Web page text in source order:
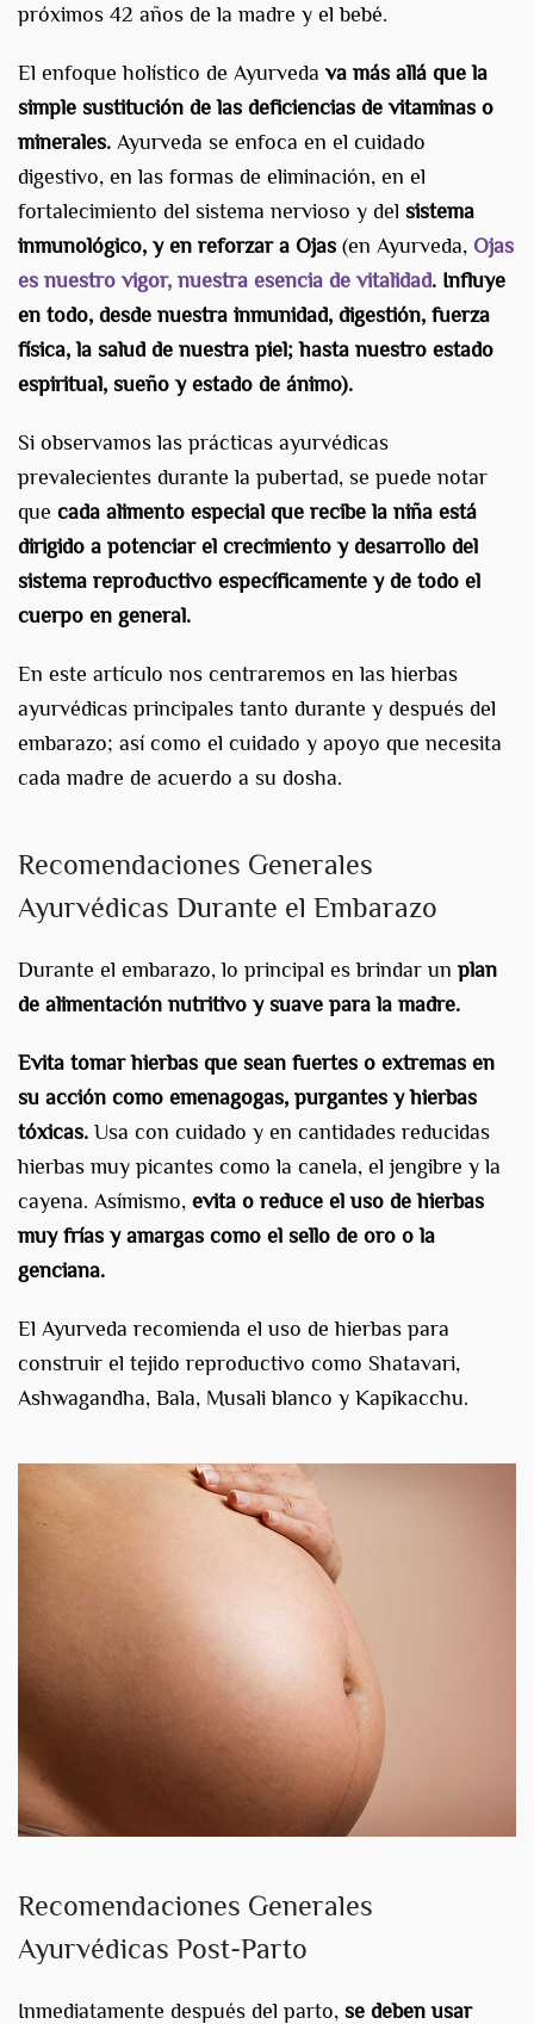
próximos 42 años de la madre y el bebé.
El enfoque holístico de Ayurveda va más allá que la
simple sustitución de las deficiencias de vitaminas o
minerales. Ayurveda se enfoca en el cuidado
digestivo, en las formas de eliminación, en el
fortalecimiento del sistema nervioso y del sistema
inmunológico, y en reforzar a Ojas (en Ayurveda, Ojas
es nuestro vigor, nuestra esencia de vitalidad. Influye
en todo, desde nuestra inmunidad, digestión, fuerza
física, la salud de nuestra piel; hasta nuestro estado
espiritual, sueño y estado de ánimo).
Si observamos las prácticas ayurvédicas
prevalecientes durante la pubertad, se puede notar
que cada alimento especial que recibe la niña está
dirigido a potenciar el crecimiento y desarrollo del
sistema reproductivo específicamente y de todo el
cuerpo en general.
En este artículo nos centraremos en las hierbas
ayurvédicas principales tanto durante y después del
embarazo; así como el cuidado y apoyo que necesita
cada madre de acuerdo a su dosha.
Recomendaciones Generales
Ayurvédicas Durante el Embarazo
Durante el embarazo, lo principal es brindar un plan
de alimentación nutritivo y suave para la madre.
Evita tomar hierbas que sean fuertes o extremas en
su acción como emenagogas, purgantes y hierbas
tóxicas. Usa con cuidado y en cantidades reducidas
hierbas muy picantes como la canela, el jengibre y la
cayena. Asímismo, evita o reduce el uso de hierbas
muy frías y amargas como el sello de oro o la
genciana.
El Ayurveda recomienda el uso de hierbas para
construir el tejido reproductivo como Shatavari,
Ashwagandha, Bala, Musali blanco y Kapikacchu.
Recomendaciones Generales
Ayurvédicas Post-Parto
Inmediatamente después del parto, se deben usar